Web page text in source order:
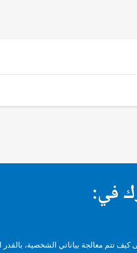
في:
تتم معالجة بياناتي الشخصية، بالقدر